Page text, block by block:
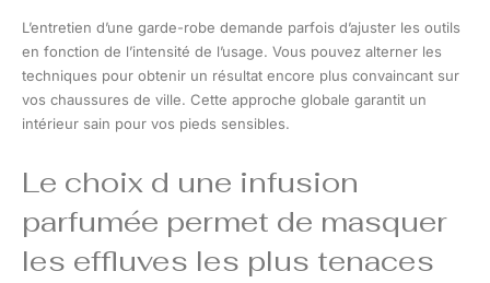
L’entretien d’une garde-robe demande parfois d’ajuster les outils
en fonction de l’intensité de l’usage. Vous pouvez alterner les
techniques pour obtenir un résultat encore plus convaincant sur
vos chaussures de ville. Cette approche globale garantit un
intérieur sain pour vos pieds sensibles.
Le choix d une infusion
parfumée permet de masquer
les effluves les plus tenaces